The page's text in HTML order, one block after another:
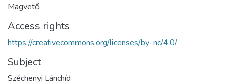
Magvető
Access rights
https://creativecommons.org/licenses/by-nc/4.0/
Subject
Széchenyi Lánchíd